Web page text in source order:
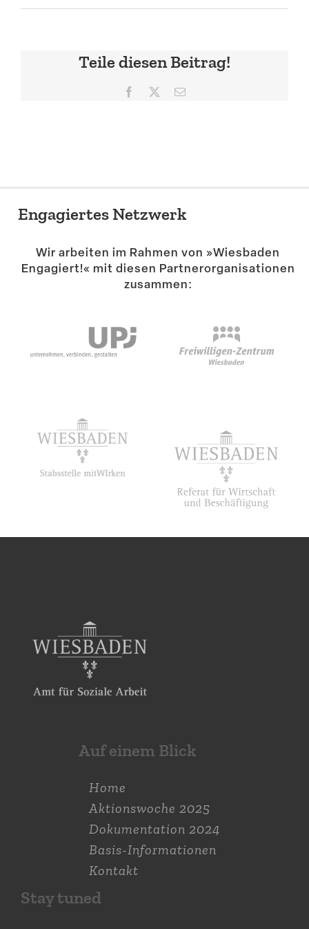
Teile diesen Beitrag!
Facebook E-
Engagiertes Netzwerk
Wir arbeiten im Rahmen von »Wiesbaden
Engagiert!« mit diesen Partner­or­ga­ni­sa­tionen
zusammen:
Auf einem Blick
Home
Aktions­woche 2025
Dokumen­tation 2024
Basis-Informationen
Kontakt
Stay tuned